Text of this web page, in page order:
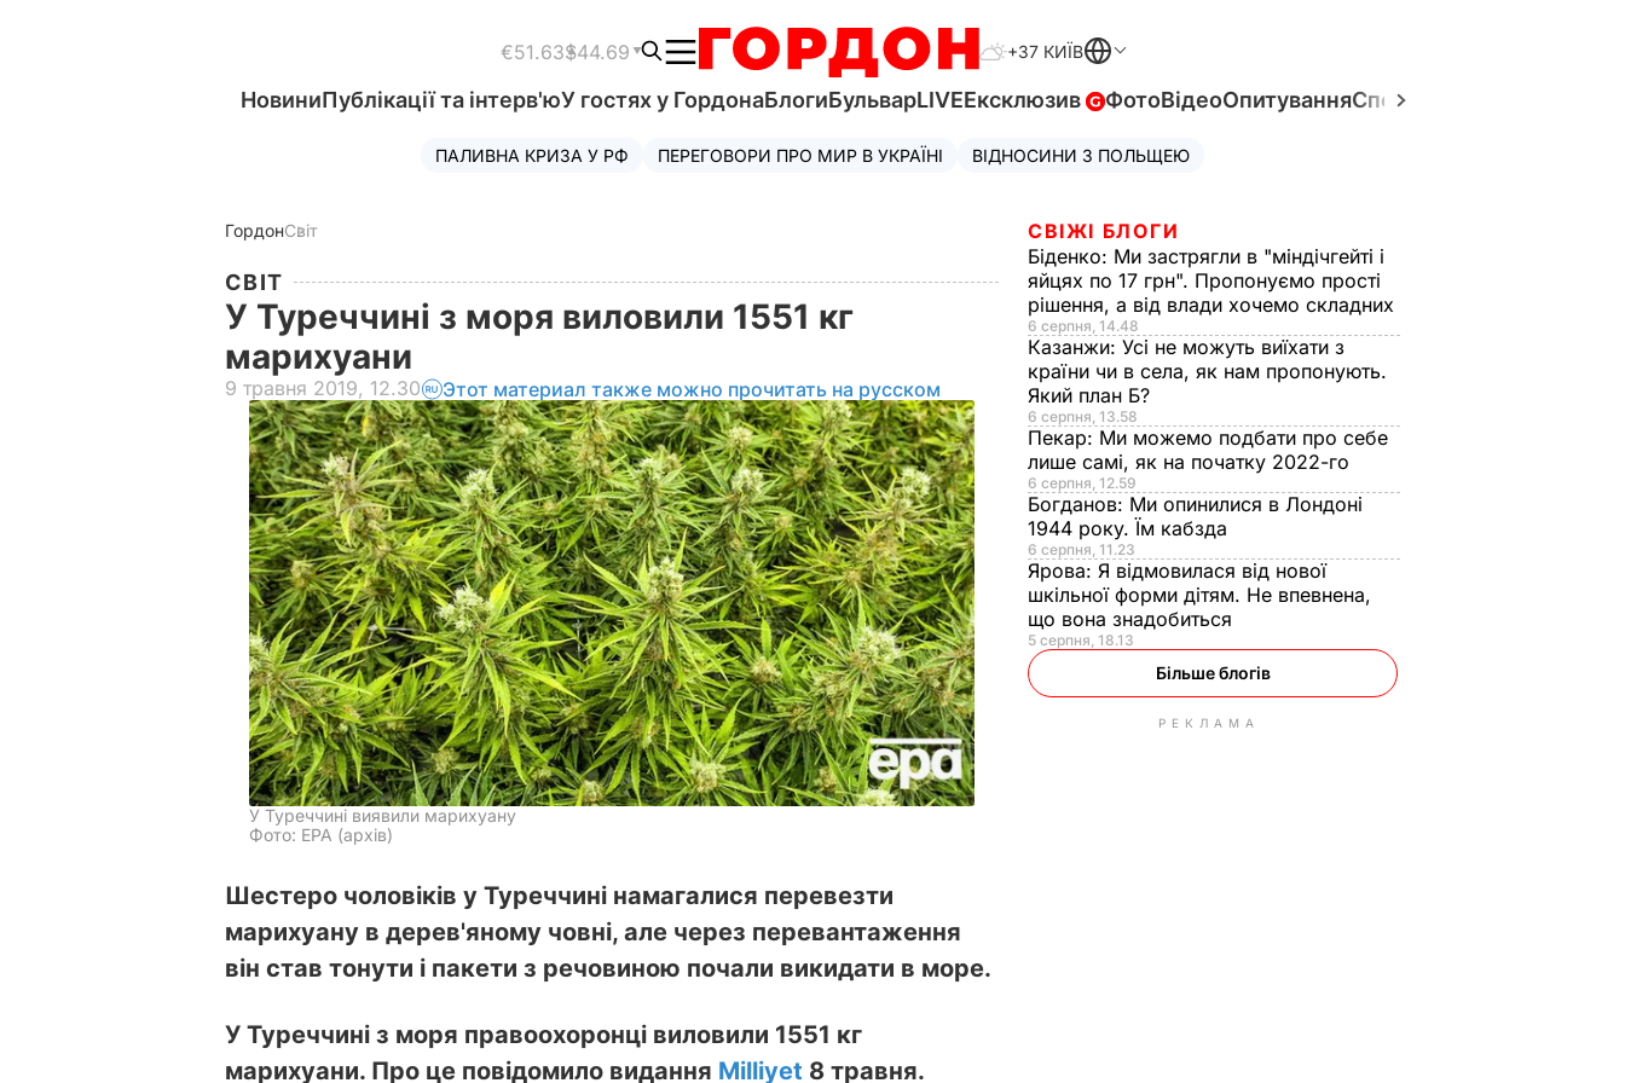
€51.63$44.69 +37 КИЇВ
НовиниПублікації та інтерв'юУ гостях у ГордонаБлогиБульварLIVEЕксклюзив ФотоВідеоОпитуванняСпецпроєкти
ПАЛИВНА КРИЗА У РФ ПЕРЕГОВОРИ ПРО МИР В УКРАЇНІ ВІДНОСИНИ З ПОЛЬЩЕЮ
ГордонСвіт
СВІТ
У Туреччині з моря виловили 1551 кг
марихуани
9 травня 2019, 12.30 Этот материал также можно прочитать на русском
У Туреччині виявили марихуану
Фото: EPA (архів)
Шестеро чоловіків у Туреччині намагалися перевезти
марихуану в дерев'яному човні, але через перевантаження
він став тонути і пакети з речовиною почали викидати в море.
У Туреччині з моря правоохоронці виловили 1551 кг
марихуани. Про це повідомило видання Milliyet 8 травня.
СВІЖІ БЛОГИ
Біденко: Ми застрягли в "міндічгейті і
яйцях по 17 грн". Пропонуємо прості
рішення, а від влади хочемо складних
6 серпня, 14.48
Казанжи: Усі не можуть виїхати з
країни чи в села, як нам пропонують.
Який план Б?
6 серпня, 13.58
Пекар: Ми можемо подбати про себе
лише самі, як на початку 2022-го
6 серпня, 12.59
Богданов: Ми опинилися в Лондоні
1944 року. Їм кабзда
6 серпня, 11.23
Ярова: Я відмовилася від нової
шкільної форми дітям. Не впевнена,
що вона знадобиться
5 серпня, 18.13
Більше блогів
РЕКЛАМА